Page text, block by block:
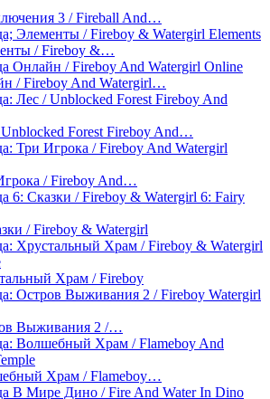
3 / Fireball And…
/ Fireboy &…
/ Fireboy And Watergirl…
Forest Fireboy And…
/ Fireboy And…
/ Fireboy & Watergirl
Храм / Fireboy
Выживания 2 /…
Храм / Flameboy…